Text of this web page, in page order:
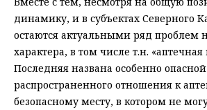
динамику, и в субъектах Северного
остаются актуальными ряд проблем
характера, в том числе т.н.
Последняя названа особенно
распространенного отношения к
безопасному месту, в котором не